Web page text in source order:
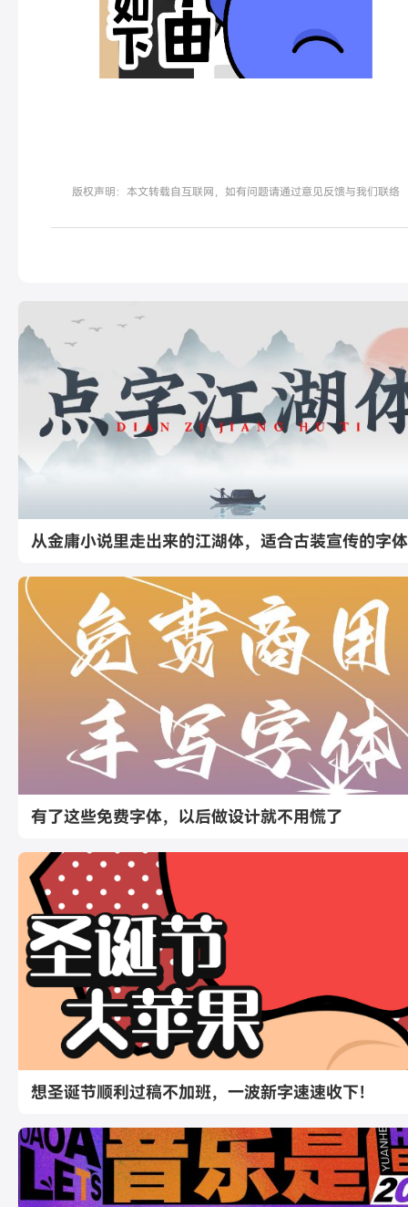
版权声明：本文转载自互联网，如有问题请通过意见反馈与我们联络
从金庸小说里走出来的江湖体，适合古装宣传的字
有了这些免费字体，以后做设计就不用慌了
想圣诞节顺利过稿不加班，一波新字速速收下！